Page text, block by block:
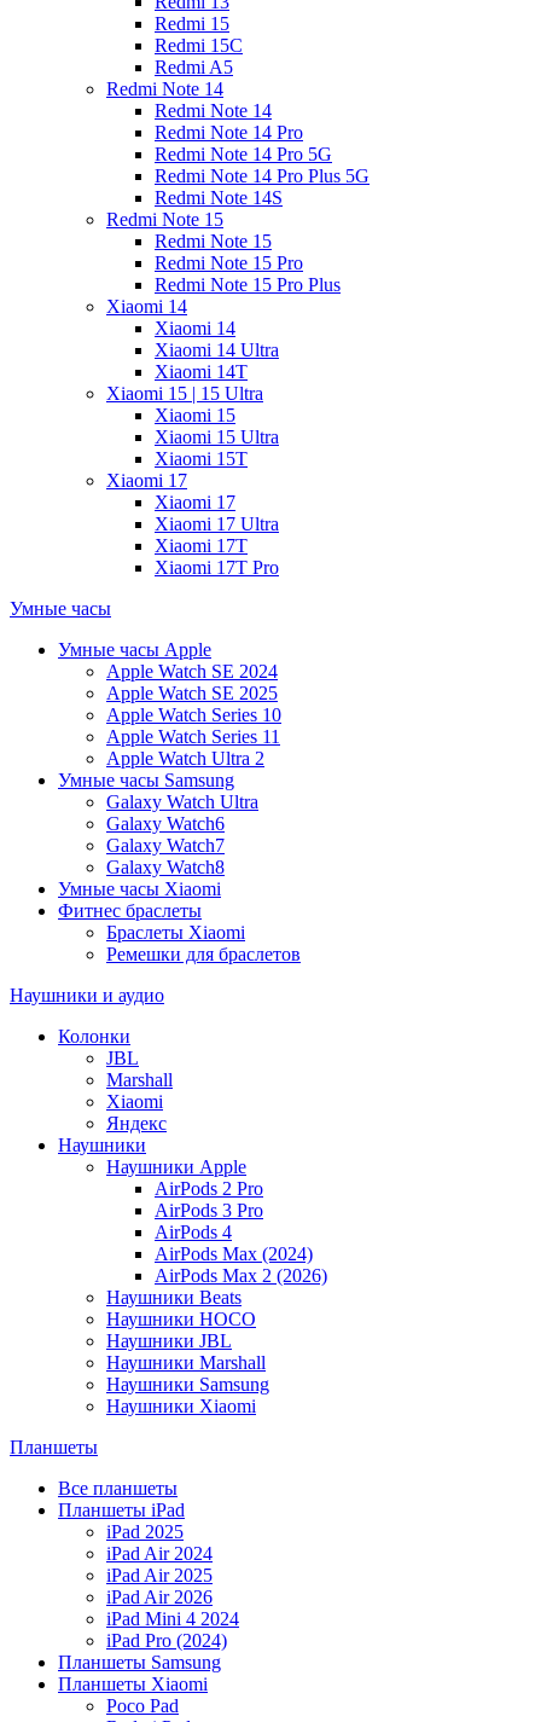
Redmi 15
Redmi 15C
Redmi A5
Redmi Note 14
Redmi Note 14
Redmi Note 14 Pro
Redmi Note 14 Pro 5G
Redmi Note 14 Pro Plus 5G
Redmi Note 14S
Redmi Note 15
Redmi Note 15
Redmi Note 15 Pro
Redmi Note 15 Pro Plus
Xiaomi 14
Xiaomi 14
Xiaomi 14 Ultra
Xiaomi 14T
Xiaomi 15 | 15 Ultra
Xiaomi 15
Xiaomi 15 Ultra
Xiaomi 15T
Xiaomi 17
Xiaomi 17
Xiaomi 17 Ultra
Xiaomi 17T
Xiaomi 17T Pro
Умные часы
Умные часы Apple
Apple Watch SE 2024
Apple Watch SE 2025
Apple Watch Series 10
Apple Watch Series 11
Apple Watch Ultra 2
Умные часы Samsung
Galaxy Watch Ultra
Galaxy Watch6
Galaxy Watch7
Galaxy Watch8
Умные часы Xiaomi
Фитнес браслеты
Браслеты Xiaomi
Ремешки для браслетов
Наушники и аудио
Колонки
JBL
Marshall
Xiaomi
Яндекс
Наушники
Наушники Apple
AirPods 2 Pro
AirPods 3 Pro
AirPods 4
AirPods Max (2024)
AirPods Max 2 (2026)
Наушники Beats
Наушники HOCO
Наушники JBL
Наушники Marshall
Наушники Samsung
Наушники Xiaomi
Планшеты
Все планшеты
Планшеты iPad
iPad 2025
iPad Air 2024
iPad Air 2025
iPad Air 2026
iPad Mini 4 2024
iPad Pro (2024)
Планшеты Samsung
Планшеты Xiaomi
Poco Pad